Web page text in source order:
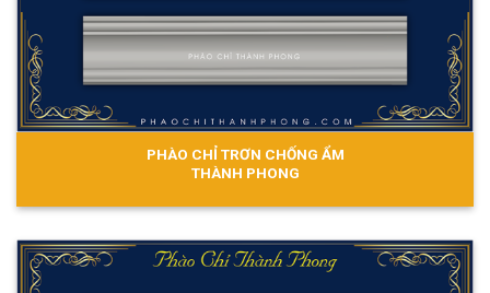
PHÀO CHỈ TRƠN CHỐNG ẨM
THÀNH PHONG